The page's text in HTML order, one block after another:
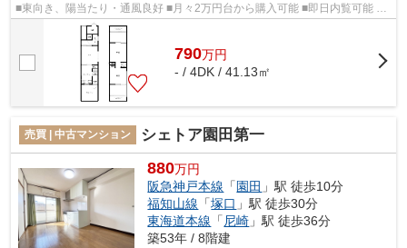
■東向き、陽当たり・通風良好 ■月々2万円台から購入可能 ■即日内覧可能 ■
車庫１台分有り ■浜小学校徒歩5分、...
790万円
- / 4DK / 41.13㎡
売買 | 中古マンション シェトア園田第一
880万円
阪急神戸本線 「園田 」駅 徒歩10分
福知山線 「塚口 」駅 徒歩30分
東海道本線 「尼崎 」駅 徒歩36分
築53年 / 8階建